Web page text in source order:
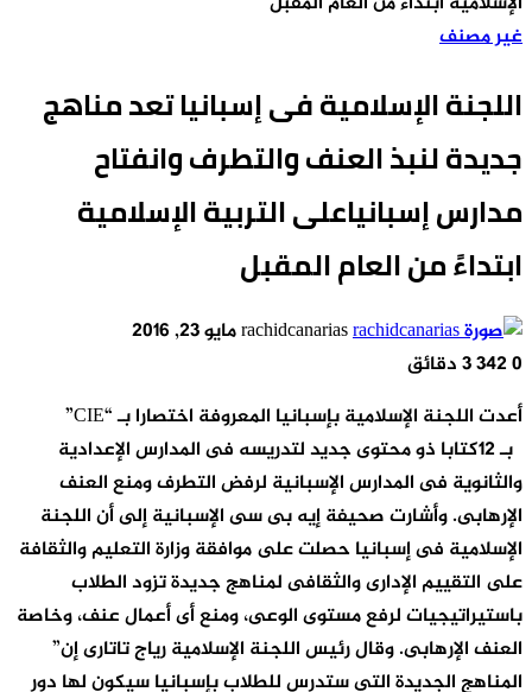
غير مصنف
اللجنة الإسلامية فى إسبانيا تعد مناهج
جديدة لنبذ العنف والتطرف وانفتاح
مدارس إسبانياعلى التربية الإسلامية
ابتداءً من العام المقبل
rachidcanariasأرسل
مايو 23, 2016
0
3 دقائق
أعدت اللجنة الإسلامية بإسبانيا المعروفة اختصارا بـ “CIE”
بـ 12كتابا ذو محتوى جديد لتدريسه فى المدارس الإعدادية
والثانوية فى المدارس الإسبانية لرفض التطرف ومنع العنف
الإرهابى. وأشارت صحيفة إيه بى سى الإسبانية إلى أن اللجنة
الإسلامية فى إسبانيا حصلت على موافقة وزارة التعليم والثقافة
على التقييم الإدارى والثقافى لمناهج جديدة تزود الطلاب
باستيراتيجيات لرفع مستوى الوعى، ومنع أى أعمال عنف، وخاصة
العنف الإرهابى. وقال رئيس اللجنة الإسلامية رياج تاتارى إن”
المناهج الجديدة التى ستدرس للطلاب بإسبانيا سيكون لها دور